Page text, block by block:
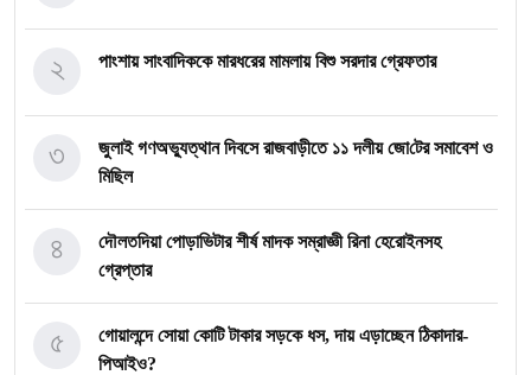
পাংশায় সাংবাদিককে মারধরের মামলায় বিশু সরদার গ্রেফতার
২
জুলাই গণঅভ্যুত্থান দিবসে রাজবাড়ীতে ১১ দলীয় জো‌টের সমাবেশ ও
মি‌ছিল
৩
দৌলতদিয়া পোড়াভিটার শীর্ষ মাদক সম্রাজ্ঞী রিনা হেরোইনসহ
গ্রেপ্তার
৪
গোয়ালন্দে সোয়া কোটি টাকার সড়কে ধস, দায় এড়াচ্ছেন ঠিকাদার-
পিআইও?
৫